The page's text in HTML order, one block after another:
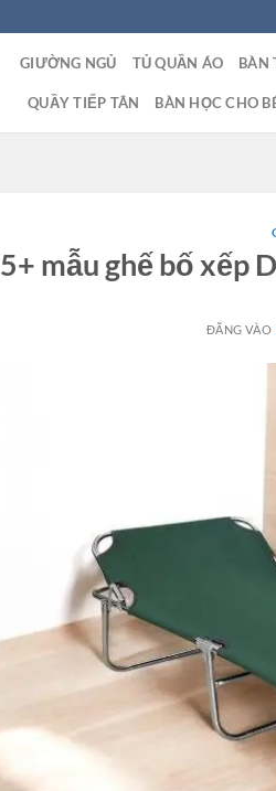
GIƯỜNG NGỦ TỦ QUẦN ÁO BÀN
QUẦY TIẾP TÂN BÀN HỌC CHO
5+ mẫu ghế bố xếp
ĐĂNG VÀO